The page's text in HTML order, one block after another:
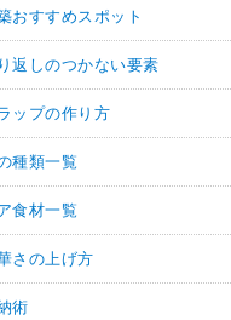
おすすめスポット
返しのつかない要素
ップの作り方
種類一覧
食材一覧
さの上げ方
術